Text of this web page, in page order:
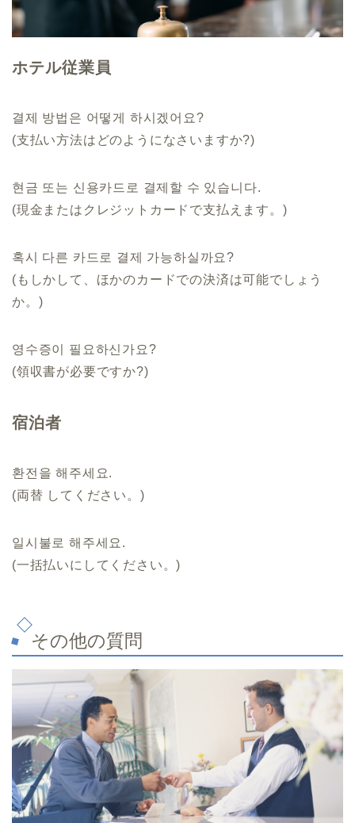
ホテル従業員
결제 방법은 어떻게 하시겠어요?
(支払い方法はどのようになさいますか?)
현금 또는 신용카드로 결제할 수 있습니다.
(現金またはクレジットカードで支払えます。)
혹시 다른 카드로 결제 가능하실까요?
(もしかして、ほかのカードでの決済は可能でしょう
か。)
영수증이 필요하신가요?
(領収書が必要ですか?)
宿泊者
환전을 해주세요.
(両替 してください。)
일시불로 해주세요.
(一括払いにしてください。)
その他の質問